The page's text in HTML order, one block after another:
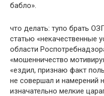
бабло».
что делать: тупо брать
статью «некачественные
области
«мошенничество
«ездил, признаю факт
не совершал и намерений
изначательно мелкие